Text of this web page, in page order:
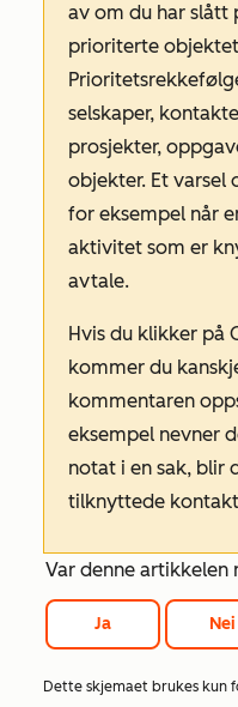
av om du har slått
prioriterte
selskaper,
prosjekter,
objekter. Et varsel
for eksempel når
aktivitet som er
avtale.
Hvis du klikker på
kommer du
kommentaren
eksempel nevner
notat i en sak, blir
tilknyttede
Var denne artikkelen
Ja Nei
Dette skjemaet brukes kun